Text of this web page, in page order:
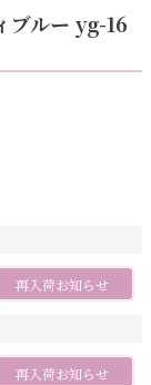
ブルー yg-16
再入荷お知らせ
再入荷お知らせ